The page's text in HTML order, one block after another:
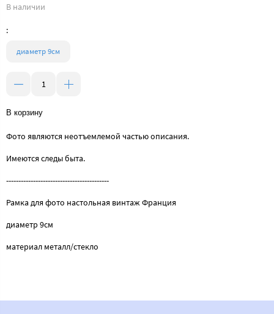
В наличии
:
диаметр 9см
В корзину
Фото являются неотъемлемой частью описания.
Имеются следы быта.
------------------------------------------
Рамка для фото настольная винтаж Франция
диаметр 9см
материал металл/стекло